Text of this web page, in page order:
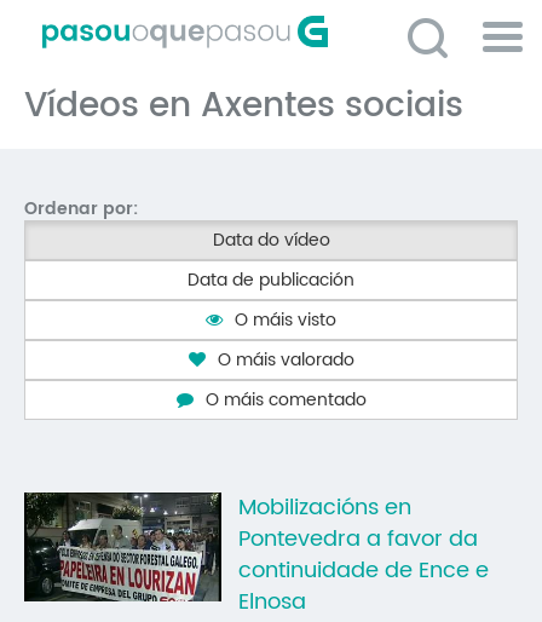
contido
Vídeos en Axentes sociais
Ordenar por:
Data do vídeo
Data de publicación
O máis visto
O máis valorado
O máis comentado
Mobilizacións en
Pontevedra a favor da
continuidade de Ence e
Elnosa